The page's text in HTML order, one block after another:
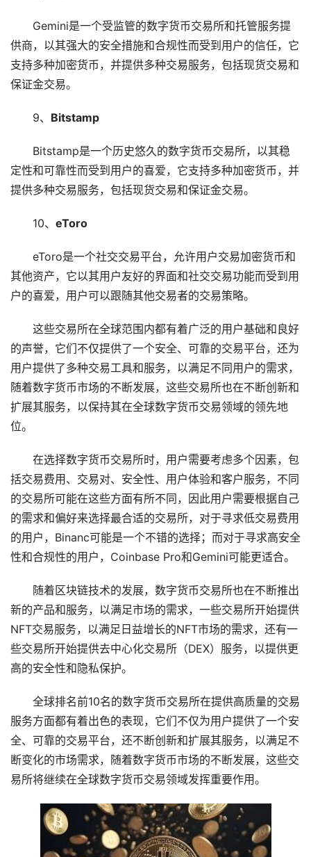
Gemini是一个受监管的数字货币交易所和托管服务提
供商，以其强大的安全措施和合规性而受到用户的信任，它
支持多种加密货币，并提供多种交易服务，包括现货交易和
保证金交易。
9、 Bitstamp
Bitstamp是一个历史悠久的数字货币交易所，以其稳
定性和可靠性而受到用户的喜爱，它支持多种加密货币，并
提供多种交易服务，包括现货交易和保证金交易。
10、 eToro
eToro是一个社交交易平台，允许用户交易加密货币和
其他资产，它以其用户友好的界面和社交交易功能而受到用
户的喜爱，用户可以跟随其他交易者的交易策略。
这些交易所在全球范围内都有着广泛的用户基础和良好
的声誉，它们不仅提供了一个安全、可靠的交易平台，还为
用户提供了多种交易工具和服务，以满足不同用户的需求，
随着数字货币市场的不断发展，这些交易所也在不断创新和
扩展其服务，以保持其在全球数字货币交易领域的领先地
位。
在选择数字货币交易所时，用户需要考虑多个因素，包
括交易费用、交易对、安全性、用户体验和客户服务，不同
的交易所可能在这些方面有所不同，因此用户需要根据自己
的需求和偏好来选择最合适的交易所，对于寻求低交易费用
的用户，Binanc可能是一个不错的选择；而对于寻求高安全
性和合规性的用户，Coinbase Pro和Gemini可能更适合。
随着区块链技术的发展，数字货币交易所也在不断推出
新的产品和服务，以满足市场的需求，一些交易所开始提供
NFT交易服务，以满足日益增长的NFT市场的需求，还有一
些交易所开始提供去中心化交易所（DEX）服务，以提供更
高的安全性和隐私保护。
全球排名前10名的数字货币交易所在提供高质量的交易
服务方面都有着出色的表现，它们不仅为用户提供了一个安
全、可靠的交易平台，还不断创新和扩展其服务，以满足不
断变化的市场需求，随着数字货币市场的不断发展，这些交
易所将继续在全球数字货币交易领域发挥重要作用。